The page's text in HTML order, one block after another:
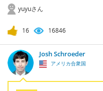
yuyuさん
16 16846
Josh Schroeder
アメリカ合衆国